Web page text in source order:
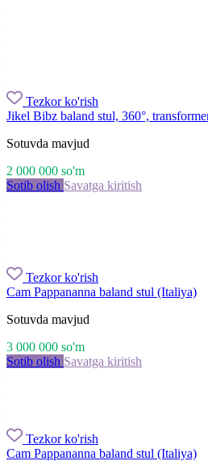
Tezkor ko'rish
Jikel Bibz baland stul, 360°,
Sotuvda mavjud
2 000 000 so'm
Sotib olish Savatga kiritish
Tezkor ko'rish
Cam Pappananna baland stul (Italiya)
Sotuvda mavjud
3 000 000 so'm
Sotib olish Savatga kiritish
Tezkor ko'rish
Cam Pappananna baland stul (Italiya)